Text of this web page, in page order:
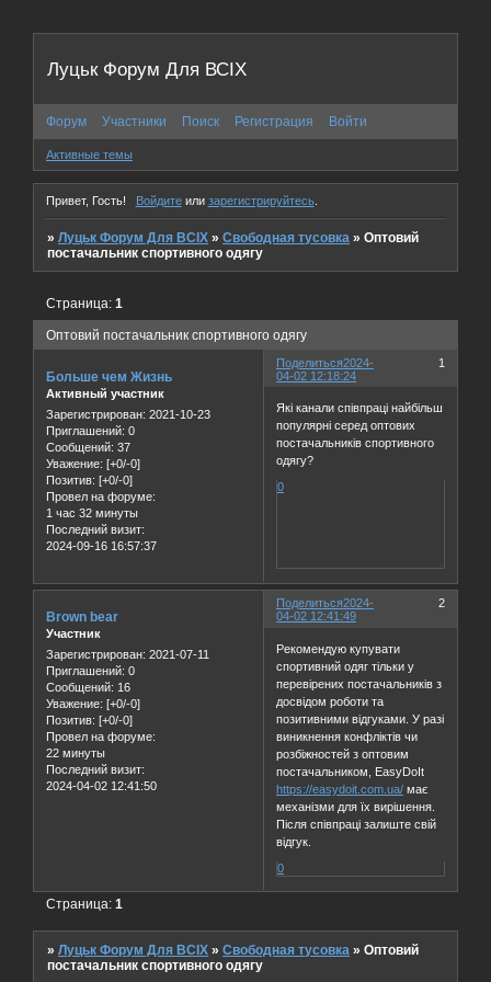
Луцьк Форум Для ВСІХ
Форум Участники Поиск Регистрация Войти
Активные темы
Привет, Гость! Войдитеили зарегистрируйтесь.
»Луцьк Форум Для ВСІХ »Свободная тусовка »Оптовий
постачальник спортивного одягу
Оптовий постачальник спортивного одягу
Страница:1
Поделиться 1
2024-
04-02 12:18:24
Больше чем Жизнь
Активный участник
Зарегистрирован: 2021-10-23
Приглашений: 0
Сообщений: 37
Уважение: [+0/-0]
Позитив: [+0/-0]
Провел на форуме:
1 час 32 минуты
Последний визит:
2024-09-16 16:57:37
Які канали співпраці найбільш
популярні серед оптових
постачальників спортивного
одягу?
0
Поделиться 2
2024-
04-02 12:41:49
Brown bear
Участник
Зарегистрирован: 2021-07-11
Приглашений: 0
Сообщений: 16
Уважение: [+0/-0]
Позитив: [+0/-0]
Провел на форуме:
22 минуты
Последний визит:
2024-04-02 12:41:50
Рекомендую купувати
спортивний одяг тільки у
перевірених постачальників з
досвідом роботи та
позитивними відгуками. У разі
виникнення конфліктів чи
розбіжностей з оптовим
постачальником, EasyDoIt
https://easydoit.com.ua/ має
механізми для їх вирішення.
Після співпраці залиште свій
відгук.
0
Страница:1
»Луцьк Форум Для ВСІХ »Свободная тусовка »Оптовий
постачальник спортивного одягу